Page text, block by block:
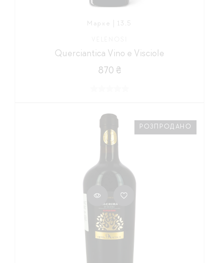
Марке | 13,5
Querciantica Vino e Visciole
870 ₴
РОЗПРОДАНО